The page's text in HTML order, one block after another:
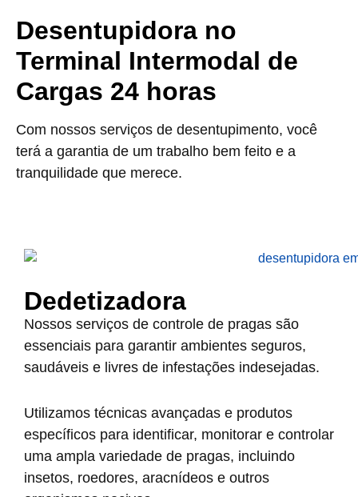
Desentupidora no
Terminal Intermodal de
Cargas 24 horas
Com nossos serviços de desentupimento, você
terá a garantia de um trabalho bem feito e a
tranquilidade que merece.
Dedetizadora
Nossos serviços de controle de pragas são
essenciais para garantir ambientes seguros,
saudáveis e livres de infestações indesejadas.
Utilizamos técnicas avançadas e produtos
específicos para identificar, monitorar e controlar
uma ampla variedade de pragas, incluindo
insetos, roedores, aracnídeos e outros